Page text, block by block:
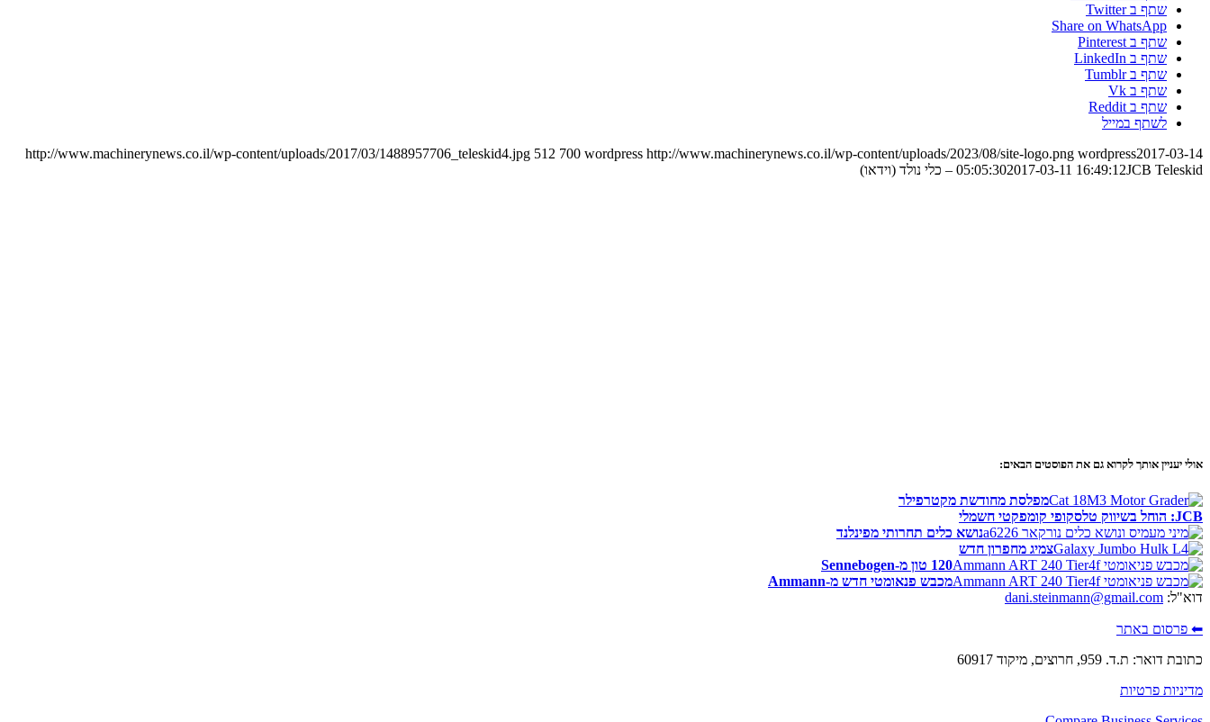
שתף ב Twitter
Share on WhatsApp
שתף ב Pinterest
שתף ב LinkedIn
שתף ב Tumblr
שתף ב Vk
שתף ב Reddit
לשתף במייל
http://www.machinerynews.co.il/wp-content/uploads/2017/03/1488957706_teleskid4.jpg 512 700 wordpress http://www.machinerynews.co.il/wp-content/uploads/2023/08/site-logo.png wordpress2017-03-14
05:05:302017-03-11 16:49:12JCB Teleskid – כלי נולד (וידאו)
אולי יעניין אותך לקרוא גם את הפוסטים הבאים:
מפלסת מחודשת מקטרפילר
JCB: הוחל בשיווק טלסקופי קומפקטי חשמלי
נושא כלים תחרותי מפינלנד
צמיג מחפרון חדש
120 טון מ-Sennebogen
מכבש פנאומטי חדש מ-Ammann
דוא"ל: dani.steinmann@gmail.com
⬅ פרסום באתר
כתובת דואר: ת.ד. 959, חרוצים, מיקוד 60917
מדיניות פרטיות